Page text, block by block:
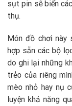
sụt pin sẽ biến
thụ.
Món đồ chơi này
hợp sẵn các bộ
do ghi lại những
trẻo của riêng
mèo nhỏ hay nụ
luyện khả năng